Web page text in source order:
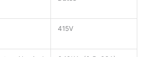
415V